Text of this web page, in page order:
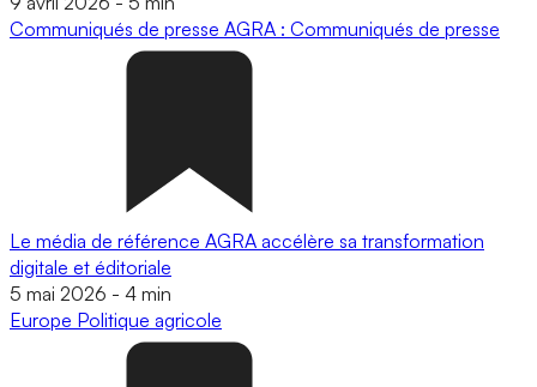
Communiqués de presse AGRA : Communiqués de presse
Le média de référence AGRA accélère sa transformation
digitale et éditoriale
5 mai 2026 - 4 min
Europe Politique agricole